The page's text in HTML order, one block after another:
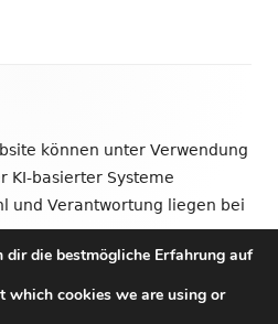
können unter Verwendung
KI-basierter Systeme
und Verantwortung liegen bei
dir die bestmögliche Erfahrung auf
which cookies we are using or